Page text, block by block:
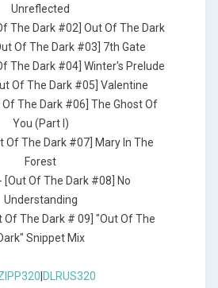
Unreflected
The Dark #02] Out Of The Dark
Of The Dark #03] 7th Gate
The Dark #04] Winter's Prelude
Of The Dark #05] Valentine
Of The Dark #06] The Ghost Of
You (Part I)
Of The Dark #07] Mary In The
Forest
[Out Of The Dark #08] No
Understanding
Of The Dark # 09] "Out Of The
Snippet Mix
DLRUS320